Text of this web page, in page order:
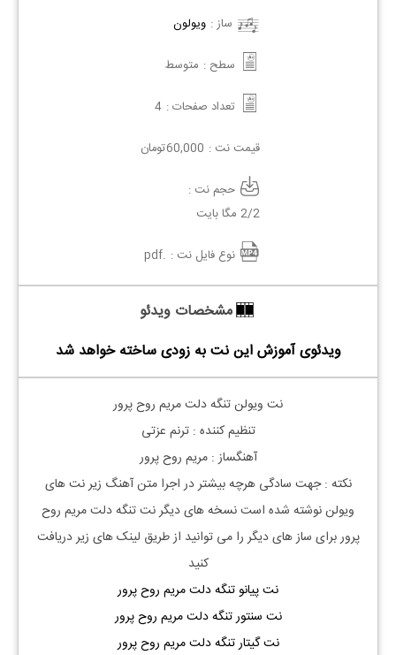
ساز : ویولون
سطح : متوسط
تعداد صفحات : 4
قیمت نت : 60,000تومان
حجم نت :
2/2 مگا بایت
نوع فایل نت : .pdf
مشخصات ویدئو
ویدئوی آموزش این نت به زودی ساخته خواهد شد
نت ویولن تنگه دلت مریم روح پرور
تنظیم کننده : ترنم عزتی
آهنگساز : مریم روح پرور
نکته : جهت سادگی هرچه بیشتر در اجرا متن آهنگ زیر نت های
ویولن نوشته شده است نسخه های دیگر نت تنگه دلت مریم روح
پرور برای ساز های دیگر را می توانید از طریق لینک های زیر دریافت
کنید
نت پیانو تنگه دلت مریم روح پرور
نت سنتور تنگه دلت مریم روح پرور
نت گیتار تنگه دلت مریم روح پرور